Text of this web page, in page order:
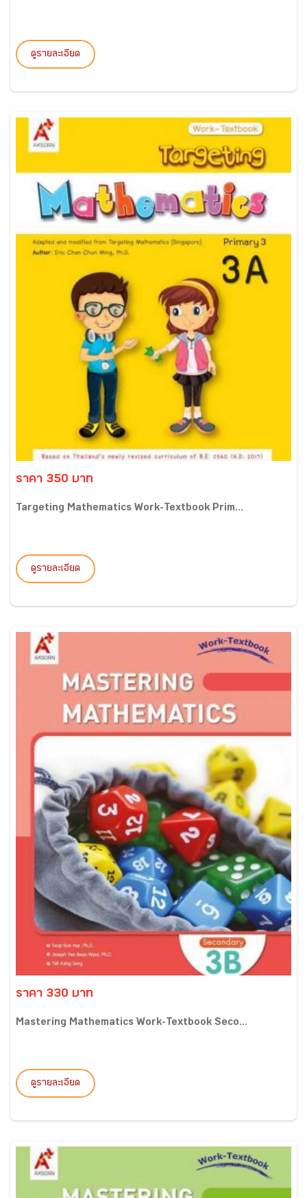
ดูรายละเอียด
ราคา 350 บาท
Targeting Mathematics Work-Textbook Prim...
ดูรายละเอียด
ราคา 330 บาท
Mastering Mathematics Work-Textbook Seco...
ดูรายละเอียด